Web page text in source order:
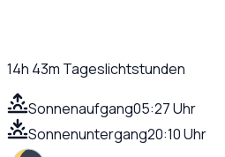
14h 43m Tageslichtstunden
Sonnenaufgang05:27 Uhr
Sonnenuntergang20:10 Uhr